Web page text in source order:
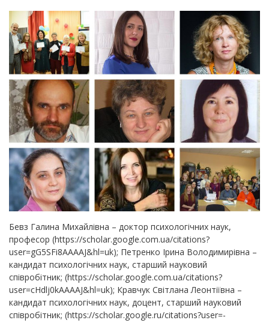
Бевз Галина Михайлівна – доктор психологічних наук,
професор (https://scholar.google.com.ua/citations?
user=gG5SFi8AAAAJ&hl=uk); Петренко Ірина Володимирівна –
кандидат психологічних наук, старший науковий
співробітник; (https://scholar.google.com.ua/citations?
user=cHdlj0kAAAAJ&hl=uk); Кравчук Світлана Леонтіївна –
кандидат психологічних наук, доцент, старший науковий
співробітник; (https://scholar.google.ru/citations?user=-